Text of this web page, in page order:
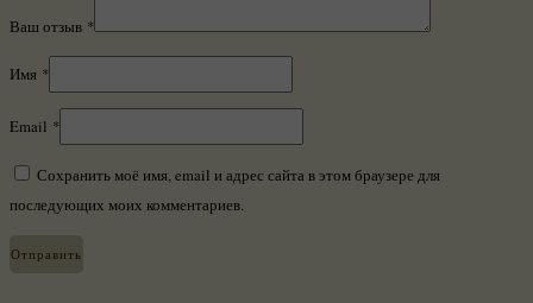
Ваш отзыв *
Имя *
Email *
Сохранить моё имя, email и адрес сайта в этом браузере для
последующих моих комментариев.